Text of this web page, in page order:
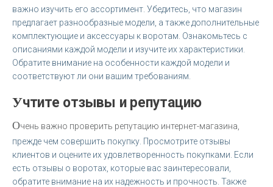
важно изучить его ассортимент. Убедитесь, что магазин
предлагает разнообразные модели, а также дополнительные
комплектующие и аксессуары к воротам. Ознакомьтесь с
описаниями каждой модели и изучите их характеристики.
Обратите внимание на особенности каждой модели и
соответствуют ли они вашим требованиям.
Учтите отзывы и репутацию
Очень важно проверить репутацию интернет-магазина,
прежде чем совершить покупку. Просмотрите отзывы
клиентов и оцените их удовлетворенность покупками. Если
есть отзывы о воротах, которые вас заинтересовали,
обратите внимание на их надежность и прочность. Также